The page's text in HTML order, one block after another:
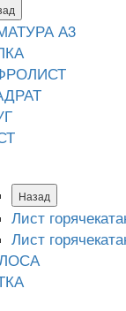
А3
Назад
Лист
Лист